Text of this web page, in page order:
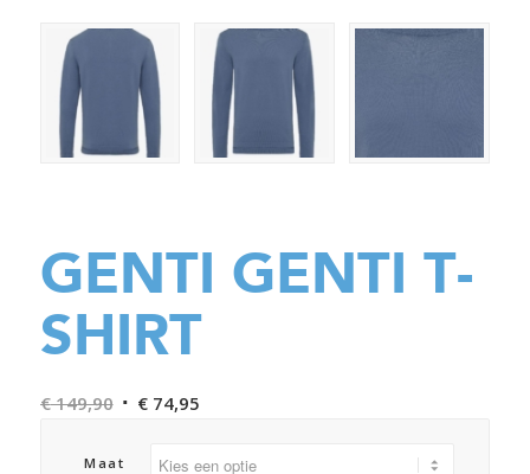
GENTI GENTI T-
SHIRT
€149,90 Oorspronkelijke
was:
€74,95Huidige
is:
Maat